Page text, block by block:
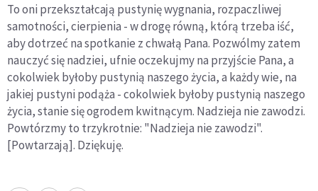
To oni przekształcają pustynię wygnania, rozpaczliwej
samotności, cierpienia - w drogę równą, którą trzeba iść,
aby dotrzeć na spotkanie z chwałą Pana. Pozwólmy zatem
nauczyć się nadziei, ufnie oczekujmy na przyjście Pana, a
cokolwiek byłoby pustynią naszego życia, a każdy wie, na
jakiej pustyni podąża - cokolwiek byłoby pustynią naszego
życia, stanie się ogrodem kwitnącym. Nadzieja nie zawodzi.
Powtórzmy to trzykrotnie: "Nadzieja nie zawodzi".
[Powtarzają]. Dziękuję.